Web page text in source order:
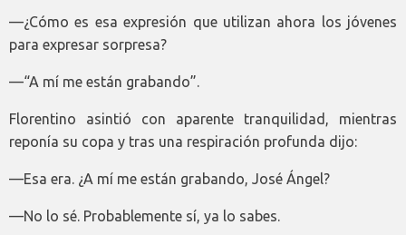
—¿Cómo es esa expresión que utilizan ahora los jóvenes
para expresar sorpresa?
—“A mí me están grabando”.
Florentino asintió con aparente tranquilidad, mientras
reponía su copa y tras una respiración profunda dijo:
—Esa era. ¿A mí me están grabando, José Ángel?
—No lo sé. Probablemente sí, ya lo sabes.